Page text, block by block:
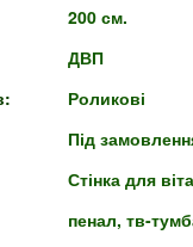
200 см.
ДВП
Роликові
Під
Стінка для
пенал, тв-